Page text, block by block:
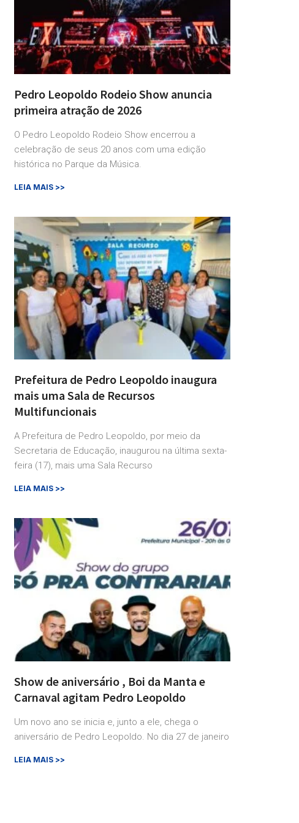
Pedro Leopoldo Rodeio Show anuncia
primeira atração de 2026
O Pedro Leopoldo Rodeio Show encerrou a
celebração de seus 20 anos com uma edição
histórica no Parque da Música.
LEIA MAIS >>
Prefeitura de Pedro Leopoldo inaugura
mais uma Sala de Recursos
Multifuncionais
A Prefeitura de Pedro Leopoldo, por meio da
Secretaria de Educação, inaugurou na última sexta-
feira (17), mais uma Sala Recurso
LEIA MAIS >>
Show de aniversário , Boi da Manta e
Carnaval agitam Pedro Leopoldo
Um novo ano se inicia e, junto a ele, chega o
aniversário de Pedro Leopoldo. No dia 27 de janeiro
LEIA MAIS >>